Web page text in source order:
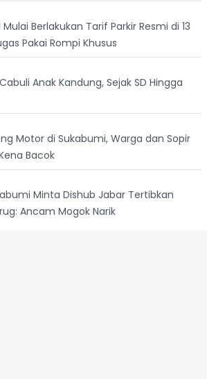
Berlakukan Tarif Parkir Resmi di 13
Pakai Rompi Khusus
Anak Kandung, Sejak SD Hingga
Motor di Sukabumi, Warga dan Sopir
Bacok
Minta Dishub Jabar Tertibkan
Ancam Mogok Narik